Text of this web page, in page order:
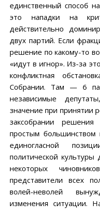
единственный способ
это нападки на
действительно
двух партий. Если
решение по какому-то
«идут в игнор». Из-за
конфликтная
Собрании. Там — 6
независимые
значение при принятии
заксобрании
простым большинством
единогласной
политической культуры
некоторых
представители всех
волей-неволей
изменения ситуации.